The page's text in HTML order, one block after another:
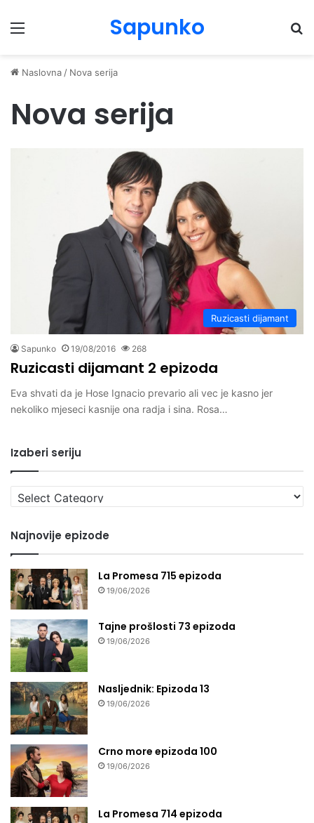
Menu Sapunko
Naslovna / Nova serija
Nova serija
Ruzicasti dijamant
Sapunko 19/08/2016 268
Ruzicasti dijamant 2 epizoda
Eva shvati da je Hose Ignacio prevario ali vec je kasno jer
nekoliko mjeseci kasnije ona radja i sina. Rosa…
Izaberi seriju
Izaberi
seriju
Najnovije epizode
La Promesa 715 epizoda
19/06/2026
Tajne prošlosti 73 epizoda
19/06/2026
Nasljednik: Epizoda 13
19/06/2026
Crno more epizoda 100
19/06/2026
La Promesa 714 epizoda